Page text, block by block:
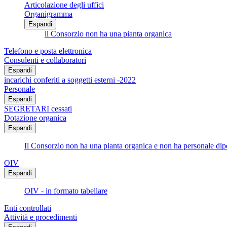
Articolazione degli uffici
Organigramma
Espandi
il Consorzio non ha una pianta organica
Telefono e posta elettronica
Consulenti e collaboratori
Espandi
incarichi conferiti a soggetti esterni -2022
Personale
Espandi
SEGRETARI cessati
Dotazione organica
Espandi
Il Consorzio non ha una pianta organica e non ha personale
OIV
Espandi
OIV - in formato tabellare
Enti controllati
Attività e procedimenti